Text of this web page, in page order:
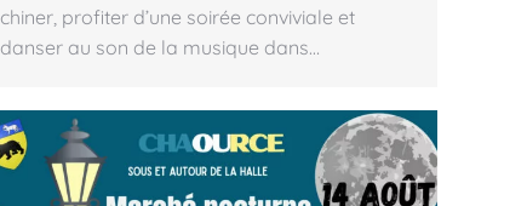
chiner, profiter d’une soirée conviviale et
danser au son de la musique dans…